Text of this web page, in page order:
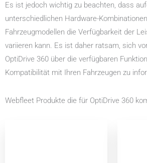
Es ist jedoch wichtig zu beachten, dass
unterschiedlichen Hardware-
Fahrzeugmodellen die Verfügbarkeit der
variieren kann. Es ist daher ratsam, sich
OptiDrive 360 über die verfügbaren
Kompatibilität mit Ihren Fahrzeugen zu
Webfleet Produkte die für OptiDrive 360